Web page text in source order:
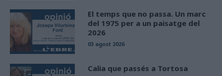
El temps que no passa. Un marc
del 1975 per a un paisatge del
2026
03 agost 2026
Calia que passés a Tortosa